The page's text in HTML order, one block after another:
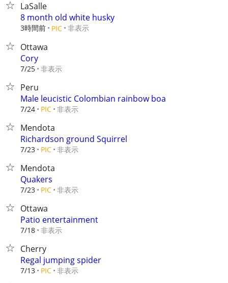
LaSalle
8 month old white husky
3時間前 PIC 非表示
Ottawa
Cory
7/25 非表示
Peru
Male leucistic Colombian rainbow boa
7/24 PIC 非表示
Mendota
Richardson ground Squirrel
7/23 PIC 非表示
Mendota
Quakers
7/23 PIC 非表示
Ottawa
Patio entertainment
7/18 非表示
Cherry
Regal jumping spider
7/13 PIC 非表示